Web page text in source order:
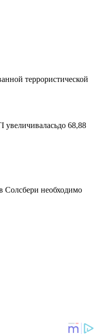
террористической
увеличиваласьдо 68,88
Солсбери необходимо